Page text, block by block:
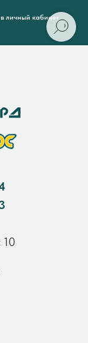
личный кабинет